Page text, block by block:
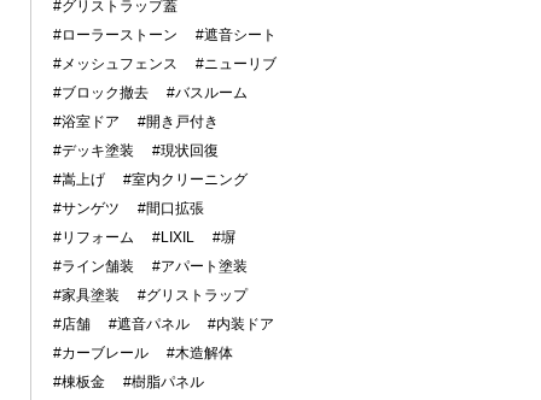
#グリストラップ蓋
#ローラーストーン
#遮音シート
#メッシュフェンス
#ニューリブ
#ブロック撤去
#バスルーム
#浴室ドア
#開き戸付き
#デッキ塗装
#現状回復
#嵩上げ
#室内クリーニング
#サンゲツ
#間口拡張
#リフォーム
#LIXIL
#塀
#ライン舗装
#アパート塗装
#家具塗装
#グリストラップ
#店舗
#遮音パネル
#内装ドア
#カーブレール
#木造解体
#棟板金
#樹脂パネル